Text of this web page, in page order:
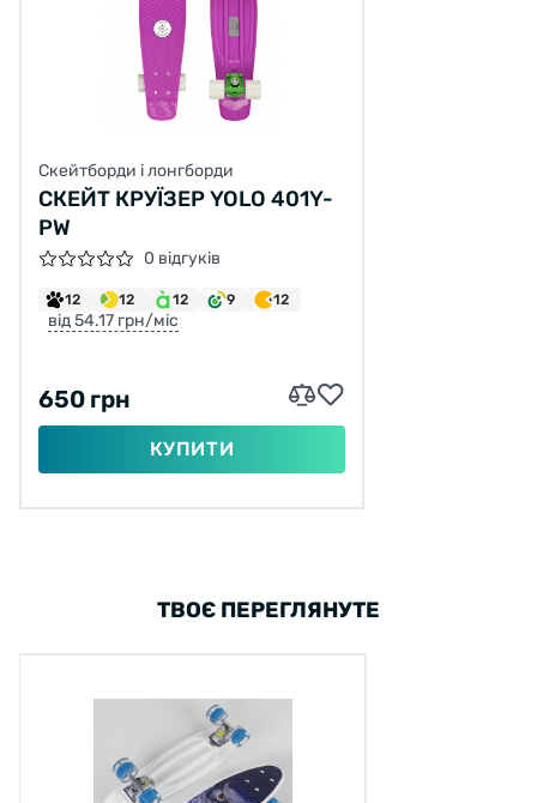
Скейтборди і лонгборди
СКЕЙТ КРУЇЗЕР YOLO 401Y-
PW
0 відгуків
12 12 12 9 12
від 54.17 грн/міс
650 грн
КУПИТИ
ТВОЄ ПЕРЕГЛЯНУТЕ